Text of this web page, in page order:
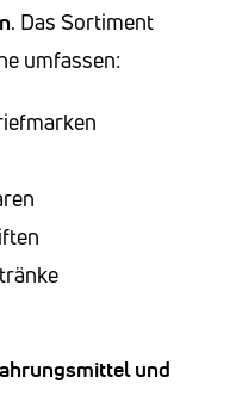
. Das Sortiment
umfassen:
und